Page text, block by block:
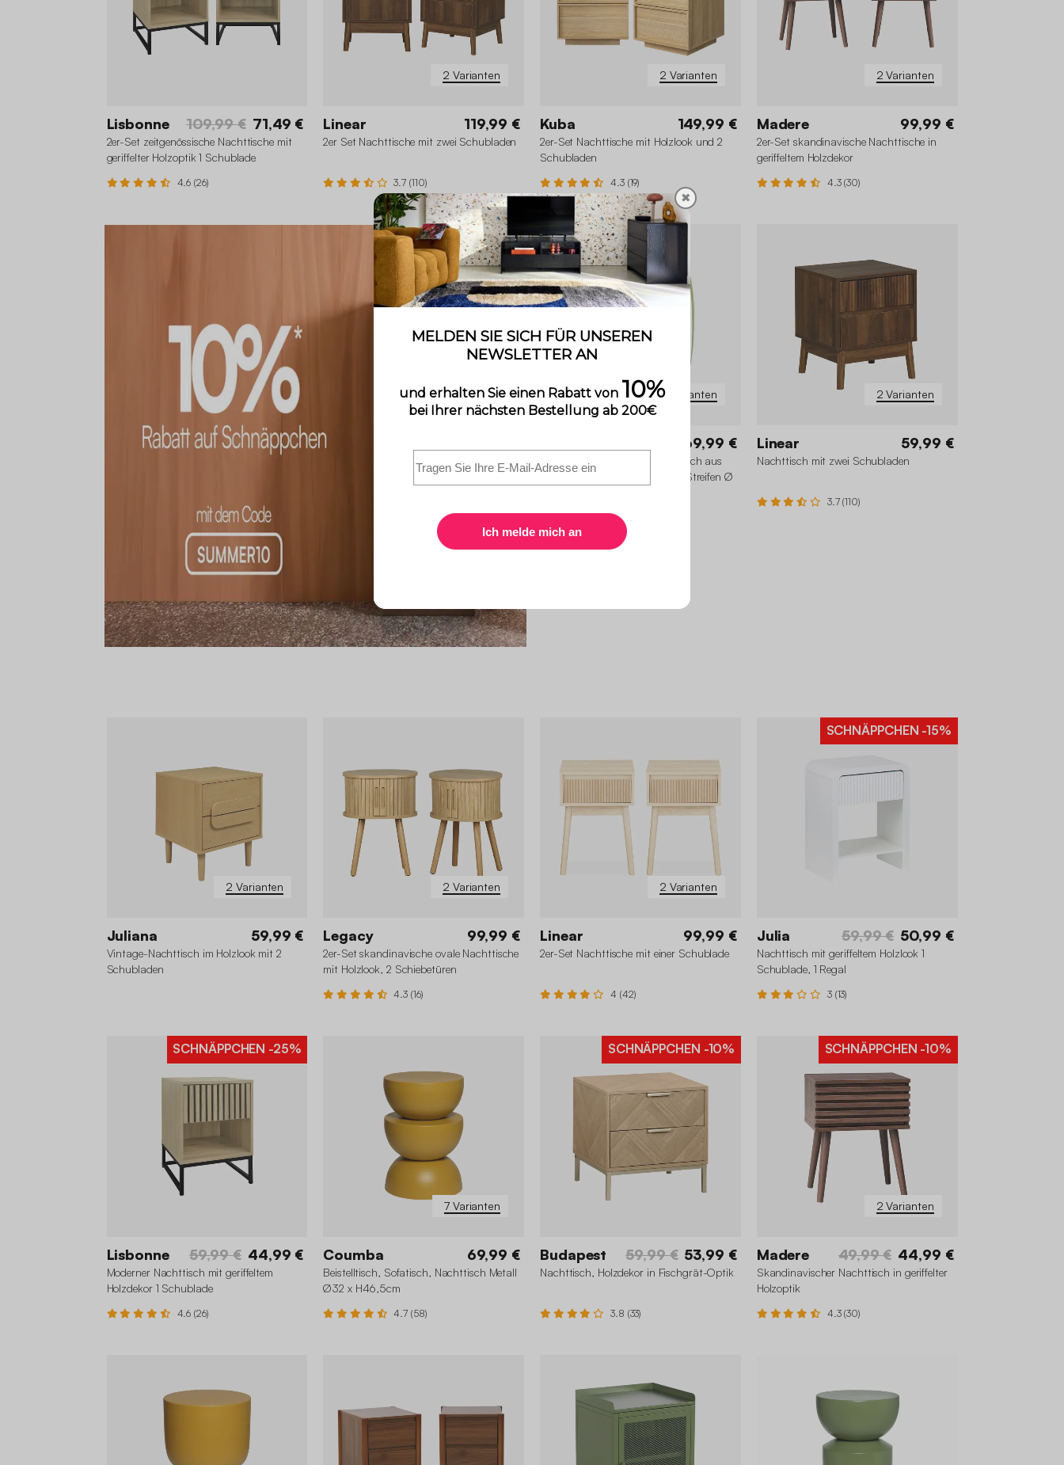
Lisbonne 109,99 € 71,49 €
2er-Set zeitgenössische Nachttische mit
geriffelter Holzoptik 1 Schublade
4.6 (26)
2 Varianten
Linear 119,99 €
2er Set Nachttische mit zwei Schubladen
3.7 (110)
2 Varianten
Kuba 149,99 €
2er-Set Nachttische mit Holzlook und 2
Schubladen
4.3 (19)
2 Varianten
Madere 99,99 €
2er-Set skandinavische Nachttische in
geriffeltem Holzdekor
4.3 (30)
3 Varianten
69,99 €
Beistelltisch, Sofaende, Nachttisch aus
emailliertem Stahl, zweifarbige Streifen Ø
2 Varianten
Linear 59,99 €
Nachttisch mit zwei Schubladen
3.7 (110)
2 Varianten
Juliana 59,99 €
Vintage-Nachttisch im Holzlook mit 2
Schubladen
2 Varianten
Legacy 99,99 €
2er-Set skandinavische ovale Nachttische
mit Holzlook, 2 Schiebetüren
4.3 (16)
2 Varianten
Linear 99,99 €
2er-Set Nachttische mit einer Schublade
4 (42)
SCHNÄPPCHEN -15%
Julia 59,99 € 50,99 €
Nachttisch mit geriffeltem Holzlook 1
Schublade, 1 Regal
3 (13)
SCHNÄPPCHEN -25%
Lisbonne 59,99 € 44,99 €
Moderner Nachttisch mit geriffeltem
Holzdekor 1 Schublade
4.6 (26)
+2
7 Varianten
Coumba 69,99 €
Beistelltisch, Sofatisch, Nachttisch Metall
Ø32 x H46,5cm
4.7 (58)
SCHNÄPPCHEN -10%
Budapest 59,99 € 53,99 €
Nachttisch, Holzdekor in Fischgrät-Optik
3.8 (33)
2 Varianten
SCHNÄPPCHEN -10%
Madere 49,99 € 44,99 €
Skandinavischer Nachttisch in geriffelter
Holzoptik
4.3 (30)
✖